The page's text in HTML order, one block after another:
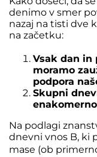
denimo v smer
nazaj na tisti dve
na začetku:
Vsak dan in
moramo
podpora
Skupni
Na podlagi
dnevni vnos B, ki
mase (ob